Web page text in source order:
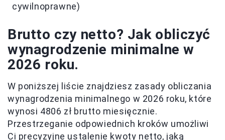
cywilnoprawne)
Brutto czy netto? Jak obliczyć
wynagrodzenie minimalne w
2026 roku.
W poniższej liście znajdziesz zasady obliczania
wynagrodzenia minimalnego w 2026 roku, które
wynosi 4806 zł brutto miesięcznie.
Przestrzeganie odpowiednich kroków umożliwi
Ci precyzyjne ustalenie kwoty netto, jaką